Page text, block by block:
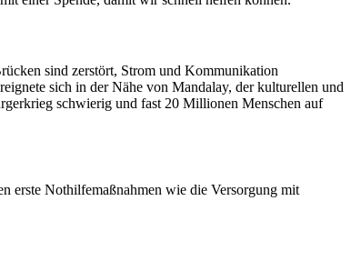
sind zerstört, Strom und Kommunikation
sich in der Nähe von Mandalay, der kulturellen und
schwierig und fast 20 Millionen Menschen auf
erste Nothilfemaßnahmen wie die Versorgung mit